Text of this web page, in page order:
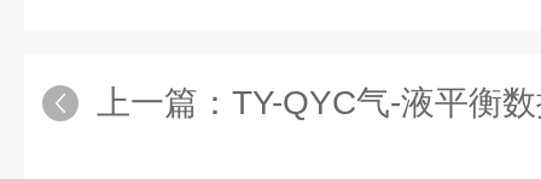
上一篇： TY-QYC气-液平衡数据测定实验